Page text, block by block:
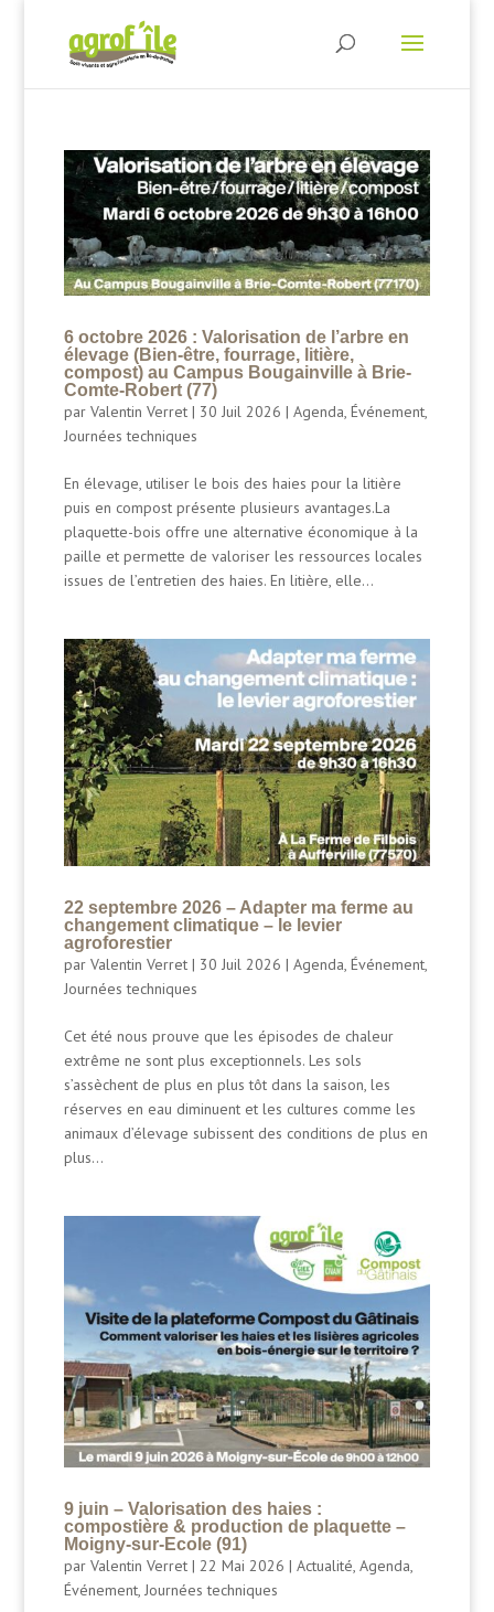
6 octobre 2026 : Valorisation de l’arbre en
élevage (Bien-être, fourrage, litière,
compost) au Campus Bougainville à Brie-
Comte-Robert (77)
par Valentin Verret| 30 Juil 2026 | Agenda, Événement,
Journées techniques
En élevage, utiliser le bois des haies pour la litière
puis en compost présente plusieurs avantages.La
plaquette-bois offre une alternative économique à la
paille et permette de valoriser les ressources locales
issues de l’entretien des haies. En litière, elle...
22 septembre 2026 – Adapter ma ferme au
changement climatique – le levier
agroforestier
par Valentin Verret| 30 Juil 2026 | Agenda, Événement,
Journées techniques
Cet été nous prouve que les épisodes de chaleur
extrême ne sont plus exceptionnels. Les sols
s’assèchent de plus en plus tôt dans la saison, les
réserves en eau diminuent et les cultures comme les
animaux d’élevage subissent des conditions de plus en
plus...
9 juin – Valorisation des haies :
compostière & production de plaquette –
Moigny-sur-Ecole (91)
par Valentin Verret| 22 Mai 2026 | Actualité, Agenda,
Événement, Journées techniques